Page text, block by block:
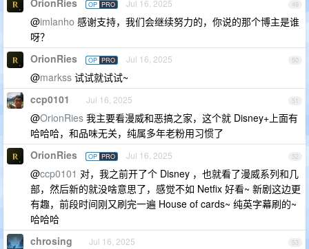
49
OrionRies OP PRO Jul 16, 2025
@imlanho 感谢支持，我们会继续努力的，你说的那个博主是谁
呀？
50
OrionRies OP PRO Jul 16, 2025
@markss 试试就试试~
51
ccp0101 Jul 16, 2025
@OrionRies 我主要看漫威和恶搞之家，这个就 Disney+上面有
哈哈哈，和品味无关，纯属多年老粉用习惯了
52
OrionRies OP PRO Jul 16, 2025
@ccp0101 对，我之前开了个 Disney ，也就看了漫威系列和几
部，然后新的就没啥意思了，感觉不如 Netfix 好看~ 新剧这边更
有趣，前段时间刚又刷完一遍 House of cards~ 纯英字幕刷的~
哈哈哈
53
chrosing Jul 16, 2025